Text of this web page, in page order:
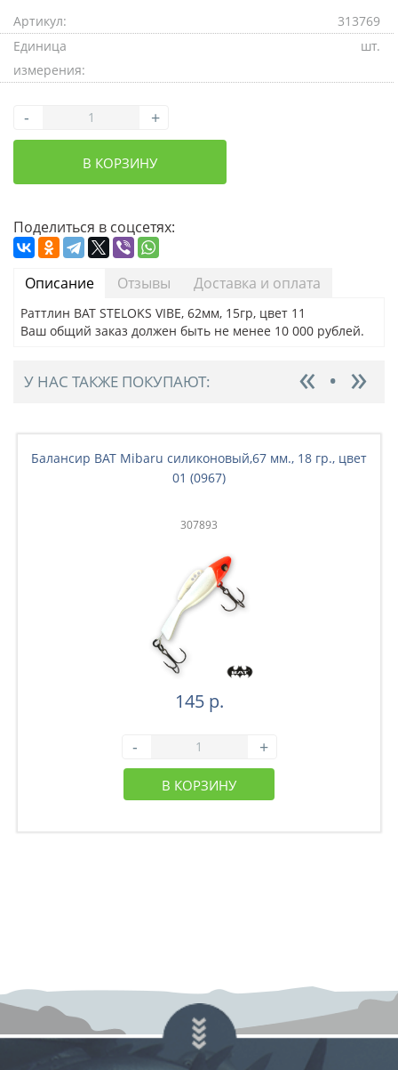
Артикул:
313769
Единица
измерения:
шт.
- +
В КОРЗИНУ
Поделиться в соцсетях:
Описание Отзывы Доставка и оплата
Раттлин BAT STELOKS VIBE, 62мм, 15гр, цвет 11
Ваш общий заказ должен быть не менее 10 000 рублей.
У НАС ТАКЖЕ ПОКУПАЮТ:
Балансир BAT Mibaru силиконовый,67 мм., 18 гр., цвет
01 (0967)
307893
145 р.
- +
В КОРЗИНУ